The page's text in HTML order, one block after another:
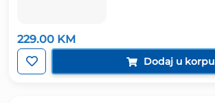
229.00 KM
Dodaj u korpu